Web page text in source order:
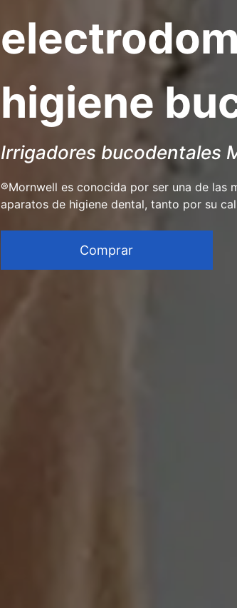
higiene
Irrigadores bucodentales
®Mornwell es conocida por ser una de las
aparatos de higiene dental, tanto por su
Comprar